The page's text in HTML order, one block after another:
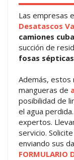
Las empresas
Desatascos
camiones cuba
succión de
fosas sépticas
Además, estos
mangueras de
posibilidad de
el agua
expertos.
servicio. Solicite
enviando sus
FORMULARIO